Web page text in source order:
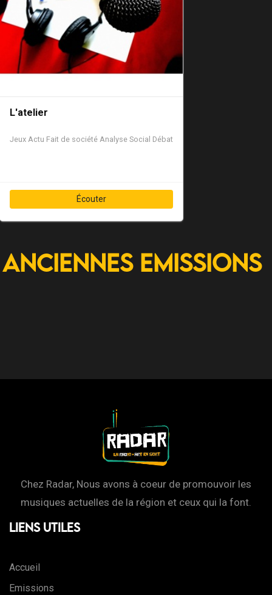
L'atelier
Jeux Actu Fait de société Analyse Social Débat
Écouter
Anciennes Emissions
Chez Radar, Nous avons à coeur de promouvoir les
musiques actuelles de la région et ceux qui la font.
Liens Utiles
Accueil
Emissions